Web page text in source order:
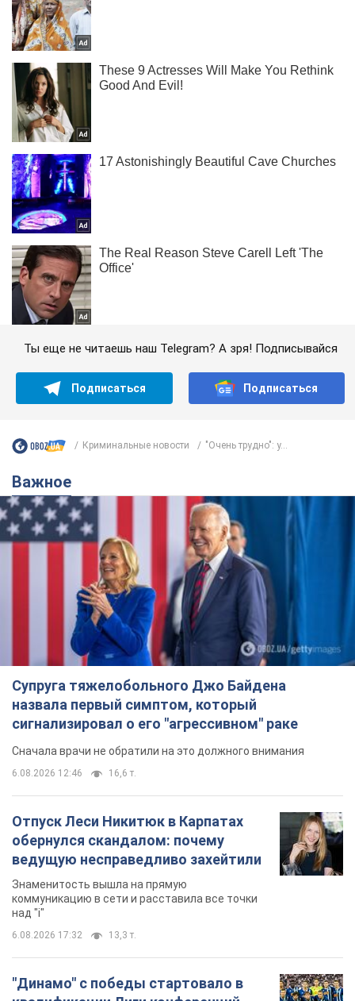
Ты еще не читаешь наш Telegram? А зря! Подписывайся
Подписаться Подписаться
Криминальные новости "Очень трудно": у...
Важное
Супруга тяжелобольного Джо Байдена
назвала первый симптом, который
сигнализировал о его "агрессивном" раке
Сначала врачи не обратили на это должного внимания
6.08.2026 12:46 16,6 т.
Отпуск Леси Никитюк в Карпатах
обернулся скандалом: почему
ведущую несправедливо захейтили
Знаменитость вышла на прямую
коммуникацию в сети и расставила все точки
над "i"
6.08.2026 17:32 13,3 т.
"Динамо" с победы стартовало в